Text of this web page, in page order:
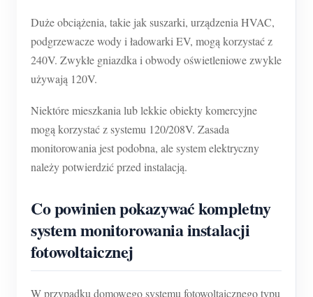
Duże obciążenia, takie jak suszarki, urządzenia HVAC,
podgrzewacze wody i ładowarki EV, mogą korzystać z
240V. Zwykłe gniazdka i obwody oświetleniowe zwykle
używają 120V.
Niektóre mieszkania lub lekkie obiekty komercyjne
mogą korzystać z systemu 120/208V. Zasada
monitorowania jest podobna, ale system elektryczny
należy potwierdzić przed instalacją.
Co powinien pokazywać kompletny
system monitorowania instalacji
fotowoltaicznej
W przypadku domowego systemu fotowoltaicznego typu